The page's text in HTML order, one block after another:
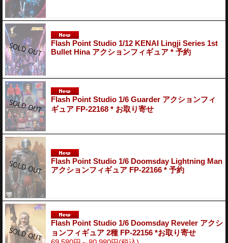
Flash Point Studio 1/12 KENAI Lingji Series 1st
Bullet Hina アクションフィギュア * 予約
Flash Point Studio 1/6 Guarder アクションフィ
ギュア FP-22168 * お取り寄せ
Flash Point Studio 1/6 Doomsday Lightning Man
アクションフィギュア FP-22166 * 予約
Flash Point Studio 1/6 Doomsday Reveler アクシ
ョンフィギュア 2種 FP-22156 *お取り寄せ